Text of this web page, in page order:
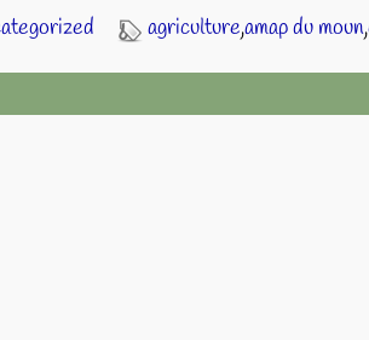
agriculture,amap du moun,